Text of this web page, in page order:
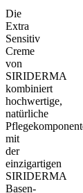
Die
Extra
Sensitiv
Creme
von
SIRIDERMA
kombiniert
hochwertige,
natürliche
mit
der
einzigartigen
SIRIDERMA
Basen-